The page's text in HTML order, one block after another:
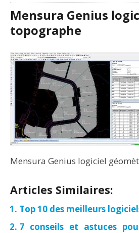
Mensura Genius
topographe
Mensura Genius logiciel
Articles Similaires:
Top 10 des meilleurs
7 conseils et astuces